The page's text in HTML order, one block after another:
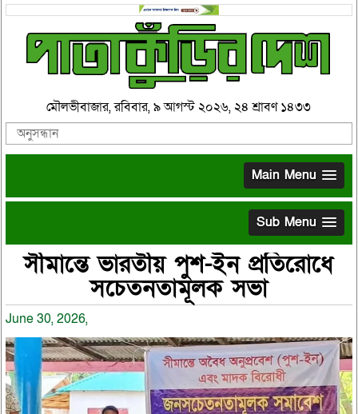
মৌলভীবাজার, রবিবার, ৯ আগস্ট ২০২৬, ২৪ শ্রাবণ ১৪৩৩
Main Menu
Sub Menu
সীমান্তে ভারতীয় পুশ-ইন প্রতিরোধে
সচেতনতামূলক সভা
June 30, 2026,